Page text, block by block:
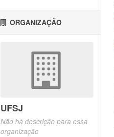
ORGANIZAÇÃO
UFSJ
Não há descrição para essa
organização